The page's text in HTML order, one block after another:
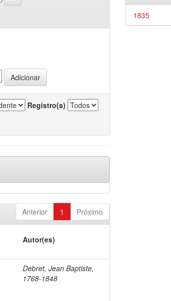
Registro(s)
Anterior 1 Próximo
Autor(es)
Debret, Jean Baptiste,
1768-1848
1835